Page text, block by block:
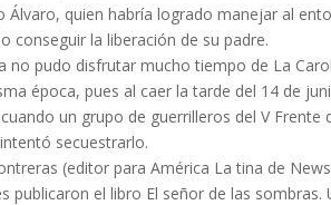
Álvaro, quien habría logrado manejar al
conseguir la liberación de su padre.
no pudo disfrutar mucho tiempo de La
época, pues al caer la tarde del 14 de
un grupo de guerrilleros del V Frente
secuestrarlo.
(editor para América La­ tina de
publicaron el libro El señor de las